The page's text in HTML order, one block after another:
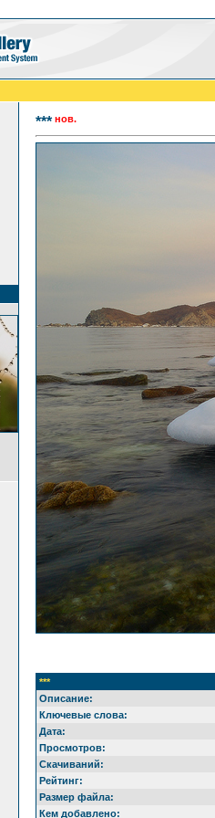
*** нов.
***
Описание:
Ключевые слова:
Дата:
Просмотров:
Скачиваний:
Рейтинг:
Размер файла:
Кем добавлено: